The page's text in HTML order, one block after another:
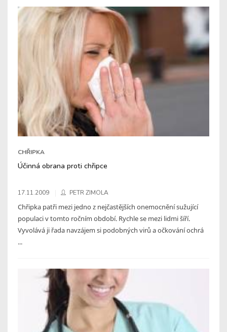
CHŘIPKA
Účinná obrana proti chřipce
17.11.2009 PETR ZIMOLA
Chřipka patři mezi jedno z nejčastějších onemocnění sužující
populaci v tomto ročním období. Rychle se mezi lidmi šíří.
Vyvolává ji řada navzájem si podobných virů a očkování ochrá
...